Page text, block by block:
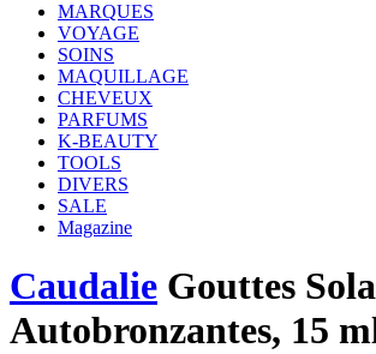
MARQUES
VOYAGE
SOINS
MAQUILLAGE
CHEVEUX
PARFUMS
K-BEAUTY
TOOLS
DIVERS
SALE
Magazine
Caudalie Gouttes
Autobronzantes, 15